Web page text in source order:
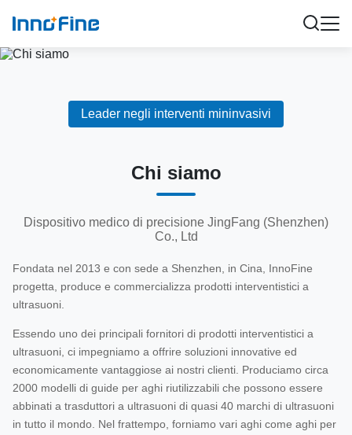
Leader negli interventi mininvasivi
Chi siamo
Dispositivo medico di precisione JingFang (Shenzhen)
Co., Ltd
Fondata nel 2013 e con sede a Shenzhen, in Cina, InnoFine
progetta, produce e commercializza prodotti interventistici a
ultrasuoni.
Essendo uno dei principali fornitori di prodotti interventistici a
ultrasuoni, ci impegniamo a offrire soluzioni innovative ed
economicamente vantaggiose ai nostri clienti. Produciamo circa
2000 modelli di guide per aghi riutilizzabili che possono essere
abbinati a trasduttori a ultrasuoni di quasi 40 marchi di ultrasuoni
in tutto il mondo. Nel frattempo, forniamo vari aghi come aghi per